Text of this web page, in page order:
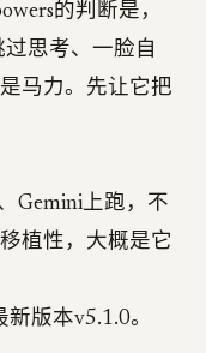
的判断是，
思考、一脸自
马力。先让它把
Gemini上跑，不
植性，大概是它
版本v5.1.0。